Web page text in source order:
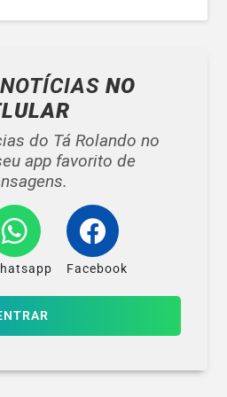
NO
do Tá Rolando no
app favorito de
Facebook